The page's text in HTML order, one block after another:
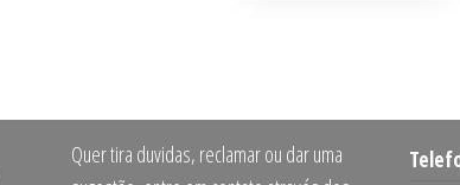
Quer tira duvidas, reclamar ou dar uma